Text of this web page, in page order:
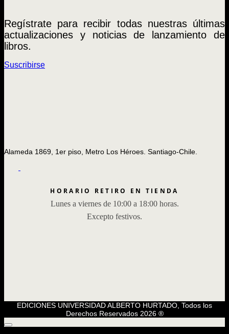
Regístrate para recibir todas nuestras últimas
actualizaciones y noticias de lanzamiento de
libros.
Suscribirse
Alameda 1869, 1er piso, Metro Los Héroes. Santiago-Chile.
HORARIO RETIRO EN TIENDA
Lunes a viernes de 10:00 a 18:00 horas.
Excepto festivos.
EDICIONES UNIVERSIDAD ALBERTO HURTADO, Todos los
Derechos Reservados 2026 ®